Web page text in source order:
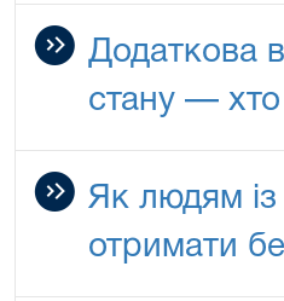
Додаткова
стану —
Як людям
отримати